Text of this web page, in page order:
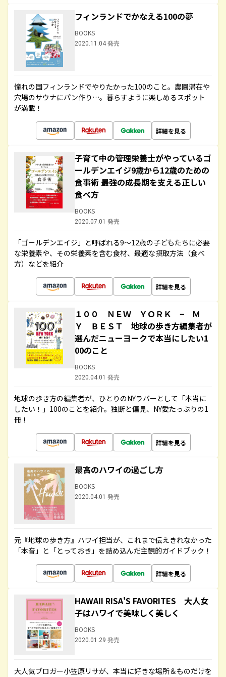
フィンランドでかなえる100の夢
BOOKS
2020.11.04 発売
憧れの国フィンランドでやりたかった100のこと。農園滞在や
穴場のサウナにパン作り…。暮らすように楽しめるスポット
が満載！
詳細を見る
子育て中の管理栄養士がやっているゴ
ールデンエイジ9歳から12歳のための
食事術 最強の成長期を支える正しい
食べ方
BOOKS
2020.07.01 発売
「ゴールデンエイジ」と呼ばれる9～12歳の子どもたちに必要
な栄養素や、その栄養素を含む食材、最適な摂取方法（食べ
方）などを紹介
詳細を見る
１００ ＮＥＷ ＹＯＲＫ − Ｍ
Ｙ ＢＥＳＴ 地球の歩き方編集者が
選んだニューヨークで本当にしたい1
00のこと
BOOKS
2020.04.01 発売
地球の歩き方の編集者が、ひとりのNYラバーとして「本当に
したい！」100のことを紹介。独断と偏見、NY愛たっぷりの1
冊！
詳細を見る
最高のハワイの過ごし方
BOOKS
2020.04.01 発売
元『地球の歩き方』ハワイ担当が、これまで伝えきれなかった
「本音」と「とっておき」を詰め込んだ主観的ガイドブック！
詳細を見る
HAWAII RISA'S FAVORITES 大人女
子はハワイで美味しく美しく
BOOKS
2020.01.29 発売
大人気ブロガー小笠原リサが、本当に好きな場所＆ものだけを